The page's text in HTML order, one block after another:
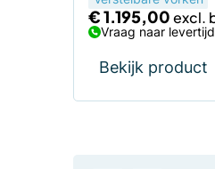
€1.195,00
Vraag naar levertijd
Bekijk product